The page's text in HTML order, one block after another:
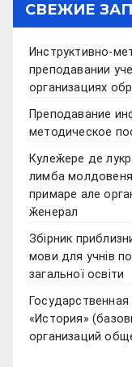
СВЕЖИЕ
Инструктивно-
преподавании
организациях
Преподавание
методическое
Кулеӂере де
лимба
примаре але
ӂенерал
Збірник
мови для учнів
загальної освіти
«История»
организаций